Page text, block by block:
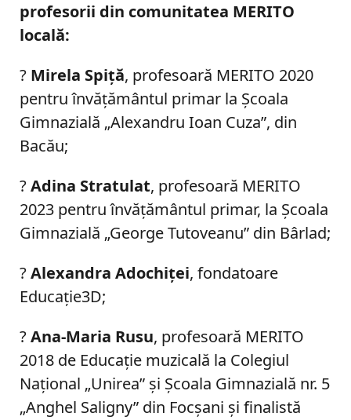
profesorii din comunitatea MERITO
locală:
? Mirela Spiţă, profesoară MERITO 2020
pentru învăţământul primar la Şcoala
Gimnazială „Alexandru Ioan Cuza”, din
Bacău;
?Adina Stratulat, profesoară MERITO
2023 pentru învăţământul primar, la Şcoala
Gimnazială „George Tutoveanu” din Bârlad;
?Alexandra Adochiţei, fondatoare
Educaţie3D;
?Ana-Maria Rusu, profesoară MERITO
2018 de Educaţie muzicală la Colegiul
Naţional „Unirea” şi Şcoala Gimnazială nr. 5
„Anghel Saligny” din Focşani şi finalistă